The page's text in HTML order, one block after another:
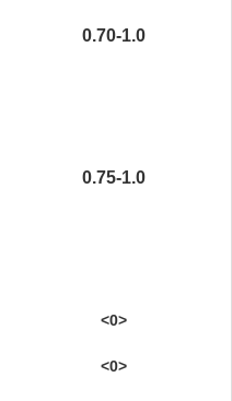
0.70-1.0
0.75-1.0
<0>
<0>